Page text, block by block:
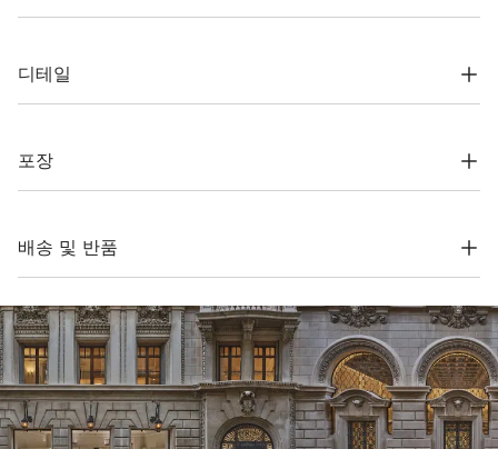
디테일
55% 나일론, 45% 코튼
포장
제작됩니다. FSC® 인증을 받은 소재로 완성된 내부 패키지는 보
관 및 재사용이 가능하도록 고안되었으며, 자가 조립 구조 덕분
에 평평하게 접어 최소한의 공간에도 깔끔하게 보관할 수 있습
배송 및 반품
저희 모든 제품의 배송은 항상 무료입니다. 전 세계 익스프레스
배송 서비스는 월요일부터 금요일까지 운영되며, 일반적으로 5
영업일 이내에 배송됩니다. 배송 기간에 대한 자세한 정보는배
송 페이지를참조해 주시기 바랍니다.
반품 절차